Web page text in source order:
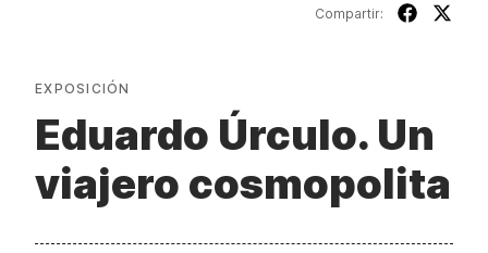
Compartir:
EXPOSICIÓN
Eduardo Úrculo. Un
viajero cosmopolita